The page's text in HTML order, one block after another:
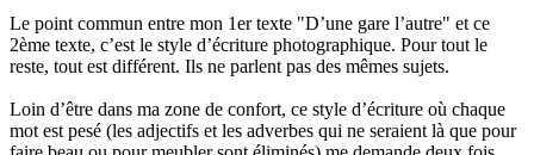
Le point commun entre mon 1er texte "D’une gare l’autre" et ce
2ème texte, c’est le style d’écriture photographique. Pour tout le
reste, tout est différent. Ils ne parlent pas des mêmes sujets.
Loin d’être dans ma zone de confort, ce style d’écriture où chaque
mot est pesé (les adjectifs et les adverbes qui ne seraient là que pour